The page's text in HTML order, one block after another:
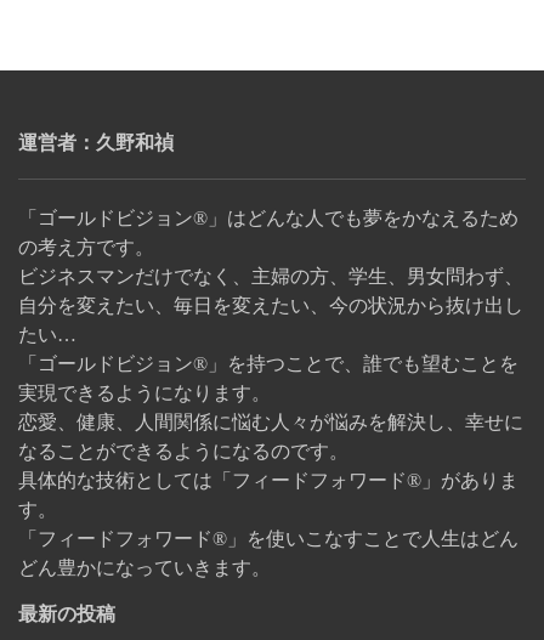
運営者：久野和禎
「ゴールドビジョン®」はどんな人でも夢をかなえるため
の考え方です。
ビジネスマンだけでなく、主婦の方、学生、男女問わず、
自分を変えたい、毎日を変えたい、今の状況から抜け出し
たい…
「ゴールドビジョン®」を持つことで、誰でも望むことを
実現できるようになります。
恋愛、健康、人間関係に悩む人々が悩みを解決し、幸せに
なることができるようになるのです。
具体的な技術としては「フィードフォワード®」がありま
す。
「フィードフォワード®」を使いこなすことで人生はどん
どん豊かになっていきます。
最新の投稿